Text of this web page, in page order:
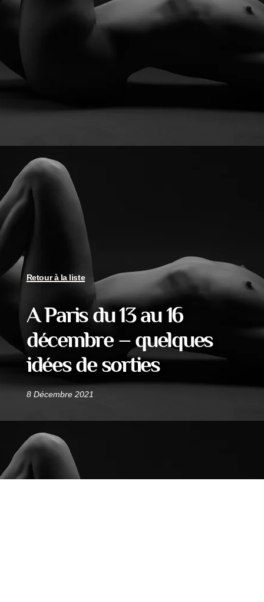
Retour à la liste
A Paris du 13 au 16
décembre – quelques
idées de sorties
8 Décembre 2021